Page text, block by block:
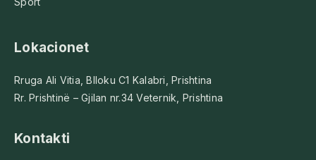
Lokacionet
Rruga Ali Vitia, Blloku C1 Kalabri, Prishtina
Rr. Prishtinë – Gjilan nr.34 Veternik, Prishtina
Kontakti